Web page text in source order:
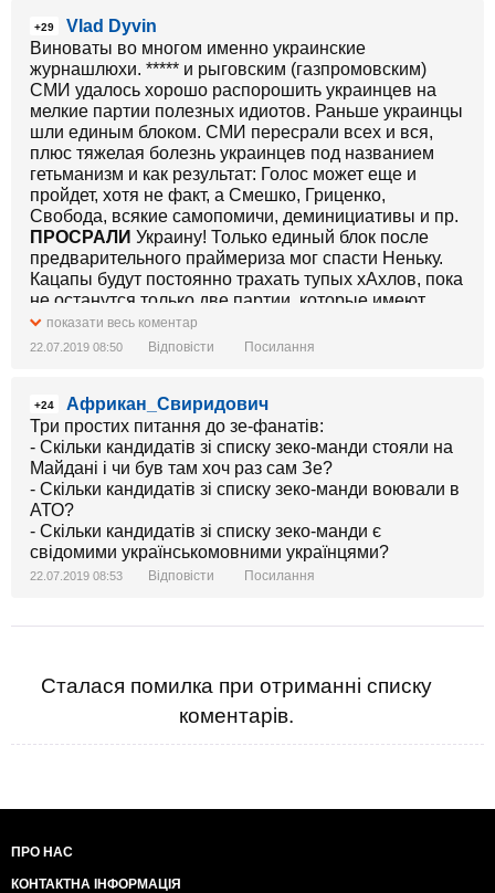
+29
Vlad Dyvin
Виноваты во многом именно украинские
журнашлюхи. ***** и рыговским (газпромовским)
СМИ удалось хорошо распорошить украинцев на
мелкие партии полезных идиотов. Раньше украинцы
шли единым блоком. СМИ пересрали всех и вся,
плюс тяжелая болезнь украинцев под названием
гетьманизм и как результат: Голос может еще и
пройдет, хотя не факт, а Смешко, Гриценко,
Свобода, всякие самопомичи, деминициативы и пр.
ПРОСРАЛИ Украину! Только единый блок после
предварительного праймериза мог спасти Неньку.
Кацапы будут постоянно трахать тупых хАхлов, пока
не останутся только две партии, которые имеют
примерно равное количество голосов -
проукраинская и пророссийская.
показати весь коментар
22.07.2019 08:50 Відповісти Посилання
+24
Африкан_Свиридович
Три простих питання до зе-фанатів:
- Скільки кандидатів зі списку зеко-манди стояли на
Майдані і чи був там хоч раз сам Зе?
- Скільки кандидатів зі списку зеко-манди воювали в
АТО?
- Скільки кандидатів зі списку зеко-манди є
свідомими українськомовними українцями?
22.07.2019 08:53 Відповісти Посилання
Сталася помилка при отриманні списку
коментарів.
ПРО НАС
КОНТАКТНА ІНФОРМАЦІЯ